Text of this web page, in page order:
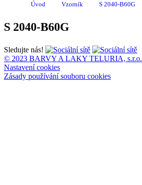
Úvod Vzorník S 2040-B60G
S 2040-B60G
Sledujte nás!
© 2023 BARVY A LAKY TELURIA, s.r.o.
Nastavení cookies
Zásady používání souboru cookies